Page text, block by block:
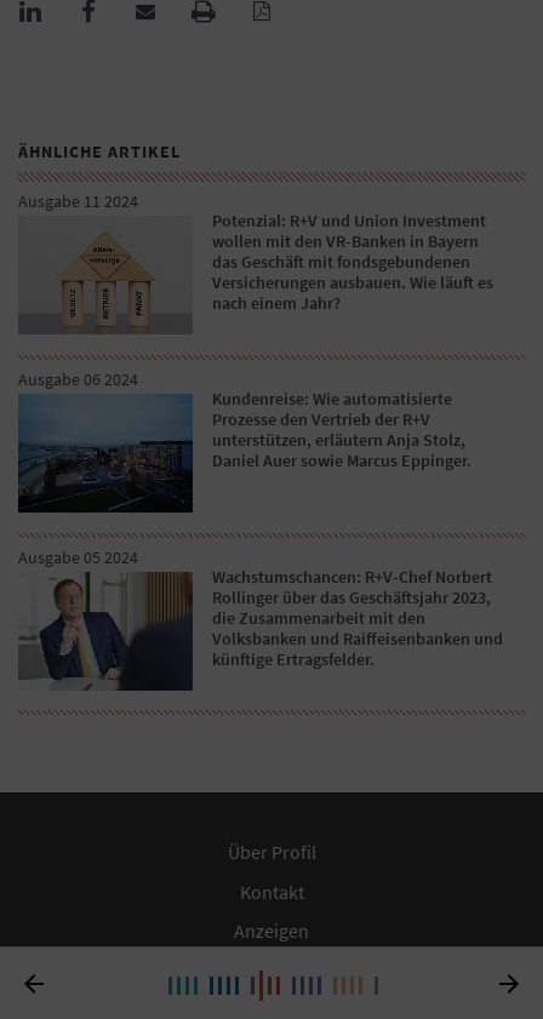
ÄHNLICHE ARTIKEL
Ausgabe 11 2024
Potenzial: R+V und Union Investment
wollen mit den VR-Banken in Bayern
das Geschäft mit fondsgebundenen
Versicherungen ausbauen. Wie läuft es
nach einem Jahr?
Ausgabe 06 2024
Kundenreise: Wie automatisierte
Prozesse den Vertrieb der R+V
unterstützen, erläutern Anja Stolz,
Daniel Auer sowie Marcus Eppinger.
Ausgabe 05 2024
Wachstumschancen: R+V-Chef Norbert
Rollinger über das Geschäftsjahr 2023,
die Zusammenarbeit mit den
Volksbanken und Raiffeisenbanken und
künftige Ertragsfelder.
 
Über Profil
Kontakt
Anzeigen
Datenschutz